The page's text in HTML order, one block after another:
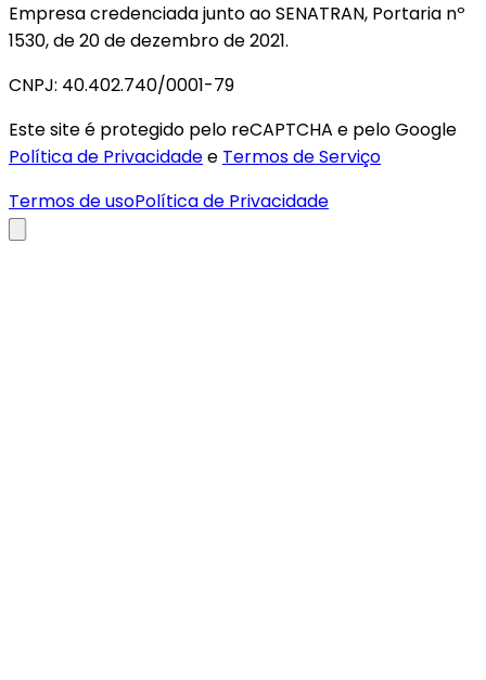
Empresa credenciada junto ao SENATRAN, Portaria nº
1530, de 20 de dezembro de 2021.
CNPJ: 40.402.740/0001-79
Este site é protegido pelo reCAPTCHA e pelo Google
Política de Privacidadee Termos de Serviço
Termos de usoPolítica de Privacidade